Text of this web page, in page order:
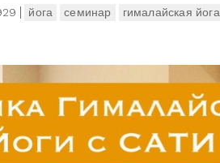
йога семинар гималайская йога